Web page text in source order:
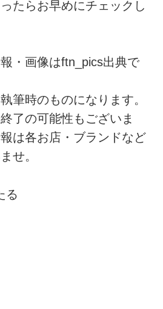
たらお早めにチェックし
・画像はftn_pics出典で
筆時のものになります。
了の可能性もございま
は各お店・ブランドなど
せ。
る